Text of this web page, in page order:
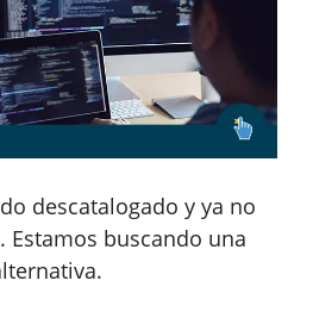
descatalogado y ya no
Estamos buscando una